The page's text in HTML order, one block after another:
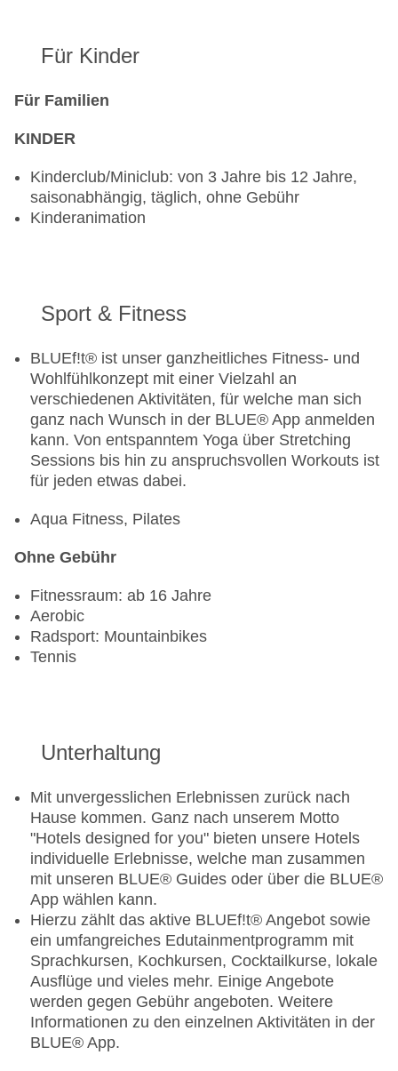
Im Reisezeitraum vom 03.5.2026 - 04.10.2026:
Das Culinarium ist einmal pro Aufenthalt für All-
inclusive-Verpflegung (mindestens 4 Nächte
Aufenthalt) inklusive.
Für Kinder
Für Familien
KINDER
Kinderclub/Miniclub: von 3 Jahre bis 12 Jahre,
saisonabhängig, täglich, ohne Gebühr
Kinderanimation
Sport & Fitness
BLUEf!t® ist unser ganzheitliches Fitness- und
Wohlfühlkonzept mit einer Vielzahl an
verschiedenen Aktivitäten, für welche man sich
ganz nach Wunsch in der BLUE® App anmelden
kann. Von entspanntem Yoga über Stretching
Sessions bis hin zu anspruchsvollen Workouts ist
für jeden etwas dabei.
Aqua Fitness, Pilates
Ohne Gebühr
Fitnessraum: ab 16 Jahre
Aerobic
Radsport: Mountainbikes
Tennis
Unterhaltung
Mit unvergesslichen Erlebnissen zurück nach
Hause kommen. Ganz nach unserem Motto
"Hotels designed for you" bieten unsere Hotels
individuelle Erlebnisse, welche man zusammen
mit unseren BLUE® Guides oder über die BLUE®
App wählen kann.
Hierzu zählt das aktive BLUEf!t® Angebot sowie
ein umfangreiches Edutainmentprogramm mit
Sprachkursen, Kochkursen, Cocktailkurse, lokale
Ausflüge und vieles mehr. Einige Angebote
werden gegen Gebühr angeboten. Weitere
Informationen zu den einzelnen Aktivitäten in der
BLUE® App.